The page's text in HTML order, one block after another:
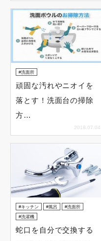
洗面所
頑固な汚れやニオイを
落とす！洗面台の掃除
方…
2018.07.04
キッチン 風呂
洗面所
洗濯機
蛇口を自分で交換する